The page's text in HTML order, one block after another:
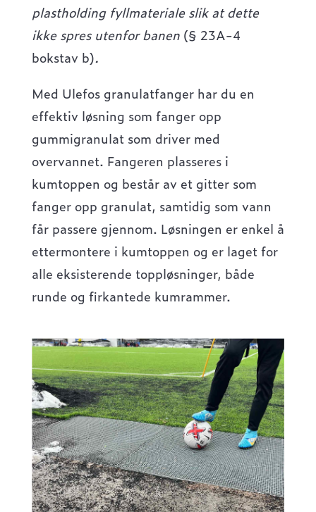
plastholding fyllmateriale slik at dette
ikke spres utenfor banen (§ 23A-4
bokstav b).
Med Ulefos granulatfanger har du en
effektiv løsning som fanger opp
gummigranulat som driver med
overvannet. Fangeren plasseres i
kumtoppen og består av et gitter som
fanger opp granulat, samtidig som vann
får passere gjennom. Løsningen er enkel å
ettermontere i kumtoppen og er laget for
alle eksisterende toppløsninger, både
runde og firkantede kumrammer.